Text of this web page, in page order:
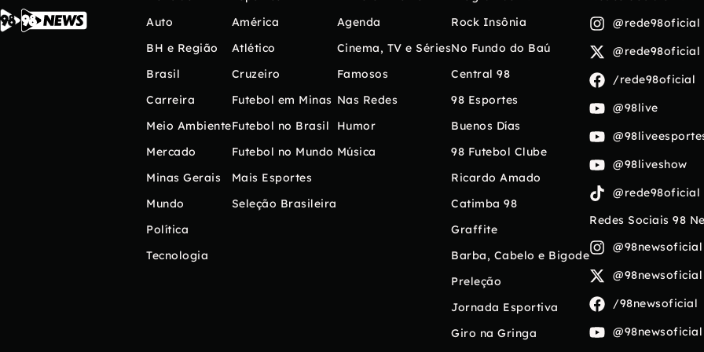
Auto
BH e Região
Brasil
Carreira
Meio Ambiente
Mercado
Minas Gerais
Mundo
Política
Tecnologia
América
Atlético
Cruzeiro
Futebol em Minas
Futebol no Brasil
Futebol no Mundo
Mais Esportes
Seleção Brasileira
Agenda
Cinema, TV e Séries
Famosos
Nas Redes
Humor
Música
Rock Insônia
No Fundo do Baú
Central 98
98 Esportes
Buenos Días
98 Futebol Clube
Ricardo Amado
Catimba 98
Graffite
Barba, Cabelo e Bigode
Preleção
Jornada Esportiva
Giro na Gringa
@rede98oficial
@rede98oficial
/rede98oficial
@98live
@98liveshow
@rede98oficial
Redes Sociais 98
@98newsoficial
@98newsoficial
/98newsoficial
@98newsoficial